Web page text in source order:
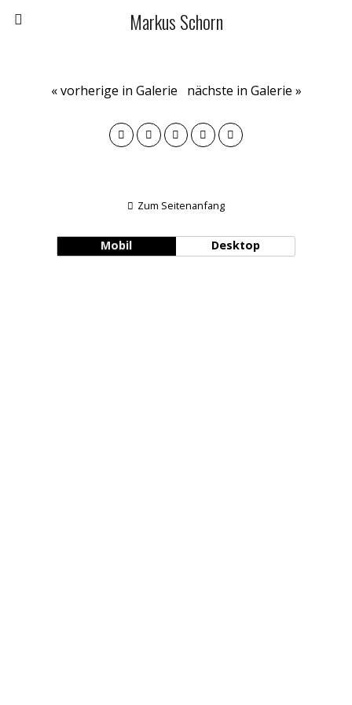
Markus Schorn
« vorherige in Galerie nächste in Galerie »
Zum Seitenanfang
Mobil Desktop